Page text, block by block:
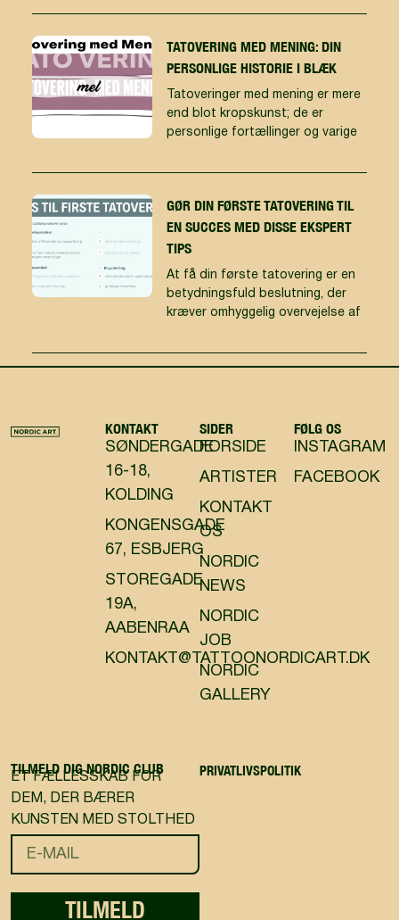
TATOVERING MED MENING: DIN
PERSONLIGE HISTORIE I BLÆK
Tatoveringer med mening er mere
end blot kropskunst; de er
personlige fortællinger og varige
GØR DIN FØRSTE TATOVERING TIL
EN SUCCES MED DISSE EKSPERT
TIPS
At få din første tatovering er en
betydningsfuld beslutning, der
kræver omhyggelig overvejelse af
KONTAKT
SØNDERGADE
16-18,
KOLDING
KONGENSGADE
67, ESBJERG
STOREGADE
19A,
AABENRAA
KONTAKT@TATTOONORDICART.DK
SIDER
FORSIDE
ARTISTER
KONTAKT
OS
NORDIC
NEWS
NORDIC
JOB
NORDIC
GALLERY
FØLG OS
INSTAGRAM
FACEBOOK
TILMELD DIG NORDIC CLUB
ET FÆLLESSKAB FOR
DEM, DER BÆRER
KUNSTEN MED STOLTHED
TILMELD
PRIVATLIVSPOLITIK